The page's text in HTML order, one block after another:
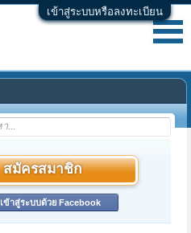
เข้าสู่ระบบหรือลงทะเบียน
สมัครสมาชิก
เข้าสู่ระบบด้วย Facebook